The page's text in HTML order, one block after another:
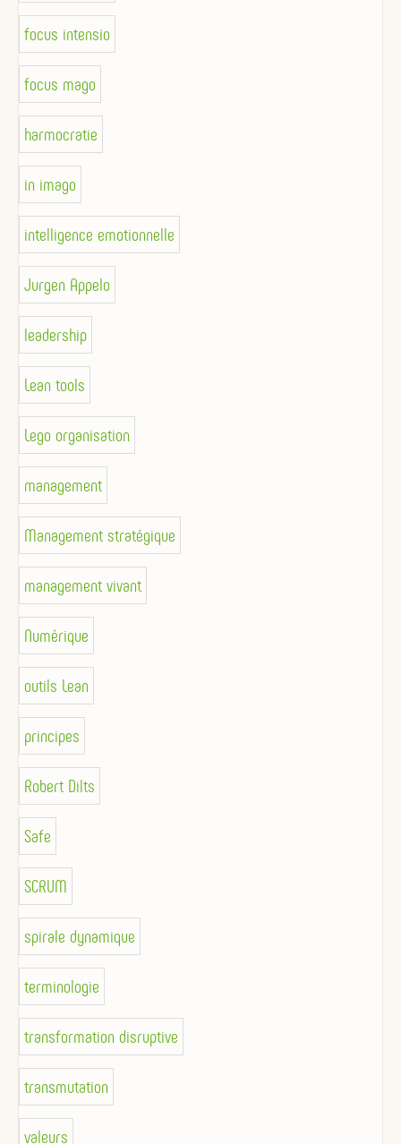
focus intensio
focus mago
harmocratie
in imago
intelligence emotionnelle
Jurgen Appelo
leadership
Lean tools
Lego organisation
management
Management stratégique
management vivant
Numérique
outils Lean
principes
Robert Dilts
Safe
SCRUM
spirale dynamique
terminologie
transformation disruptive
transmutation
valeurs